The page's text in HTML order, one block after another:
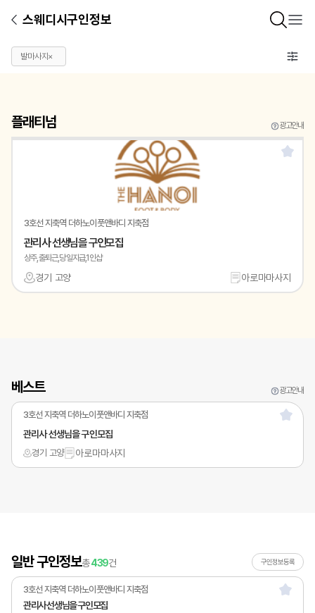
스웨디시구인정보
발마사지 ×
플래티넘 광고안내
3호선 지축역 더하노이풋앤바디 지축점
관리사 선생님을 구인모집
상주,출퇴근,당일지급,1인샵
경기 고양 아로마마사지
베스트 광고안내
3호선 지축역 더하노이풋앤바디 지축점
관리사 선생님을 구인모집
경기 고양 아로마마사지
일반 구인정보총439건 구인정보등록
3호선 지축역 더하노이풋앤바디 지축점
관리사 선생님을 구인모집